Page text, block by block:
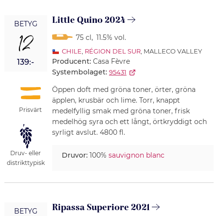
BETYG
12
139:-
Prisvärt
Druv- eller
distrikttypisk
Little Quino 2024
75 cl, 11.5% vol.
CHILE RÉGION DEL SUR, MALLECO VALLEY
Producent: Casa Fèvre
Systembolaget: 95431
Öppen doft med gröna toner, örter, gröna
äpplen, krusbär och lime. Torr, knappt
medelfyllig smak med gröna toner, frisk
medelhög syra och ett långt, örtkryddigt och
syrligt avslut. 4800 fl.
Druvor:100% sauvignon blanc
BETYG Ripassa Superiore 2021